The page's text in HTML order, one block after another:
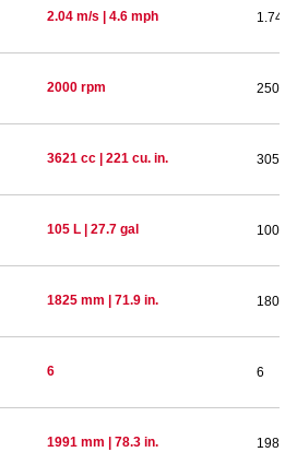
2.04 m/s | 4.6 mph 1.74
2000 rpm 2500
3621 cc | 221 cu. in. 3054
105 L | 27.7 gal 100 L
1825 mm | 71.9 in. 1800
6 6
1991 mm | 78.3 in. 1980